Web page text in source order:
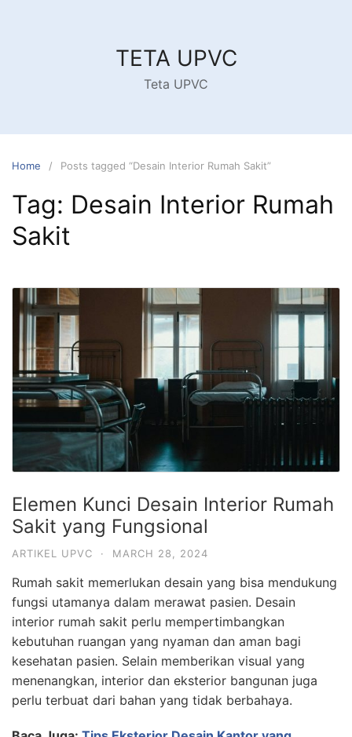
TETA UPVC
Teta UPVC
Home Posts tagged “Desain Interior Rumah Sakit”
Tag: Desain Interior Rumah
Sakit
Elemen Kunci Desain Interior Rumah
Sakit yang Fungsional
ARTIKEL UPVC · MARCH 28, 2024
Rumah sakit memerlukan desain yang bisa mendukung
fungsi utamanya dalam merawat pasien. Desain
interior rumah sakit perlu mempertimbangkan
kebutuhan ruangan yang nyaman dan aman bagi
kesehatan pasien. Selain memberikan visual yang
menenangkan, interior dan eksterior bangunan juga
perlu terbuat dari bahan yang tidak berbahaya.